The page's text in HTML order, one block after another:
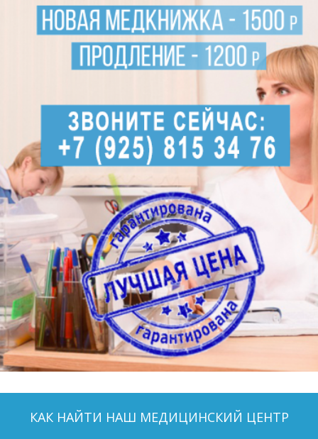
КАК НАЙТИ НАШ МЕДИЦИНСКИЙ ЦЕНТР